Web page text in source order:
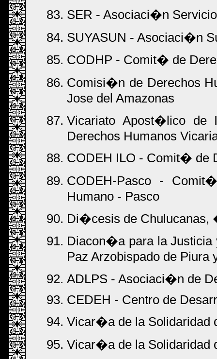
SER - Asociaci�n
SUYASUN - Asociaci�n
CODHP - Comit� de
Comisi�n de Derechos
Jose del Amazonas
Vicariato Apost�lico
Derechos Humanos
CODEH ILO - Comit� de
CODEH-Pasco -
Humano - Pasco
Di�cesis de Chulucanas,
Diacon�a para la
Paz Arzobispado de Piura
ADLPS - Asociaci�n de
CEDEH - Centro de
Vicar�a de la Solidaridad
Vicar�a de la Solidaridad